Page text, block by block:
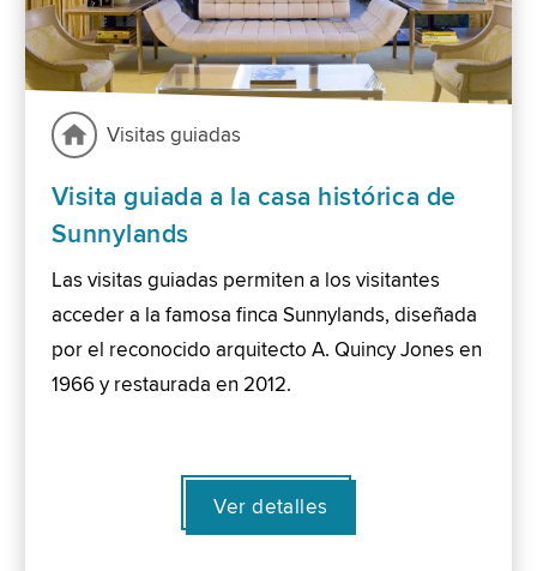
Visitas guiadas
Visita guiada a la casa histórica de
Sunnylands
Las visitas guiadas permiten a los visitantes
acceder a la famosa finca Sunnylands, diseñada
por el reconocido arquitecto A. Quincy Jones en
1966 y restaurada en 2012.
Ver detalles